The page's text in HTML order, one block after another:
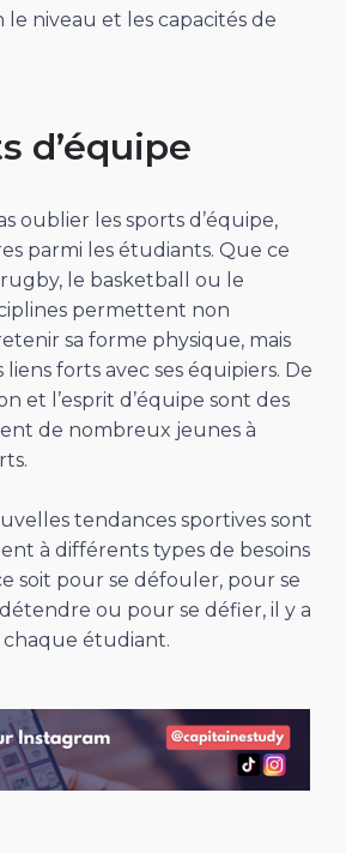
le niveau et les capacités de
d’équipe
oublier les sports d’équipe,
parmi les étudiants. Que ce
le basketball ou le
permettent non
sa forme physique, mais
liens forts avec ses équipiers. De
et l’esprit d’équipe sont des
de nombreux jeunes à
tendances sportives sont
à différents types de besoins
soit pour se défouler, pour se
ou pour se défier, il y a
étudiant.